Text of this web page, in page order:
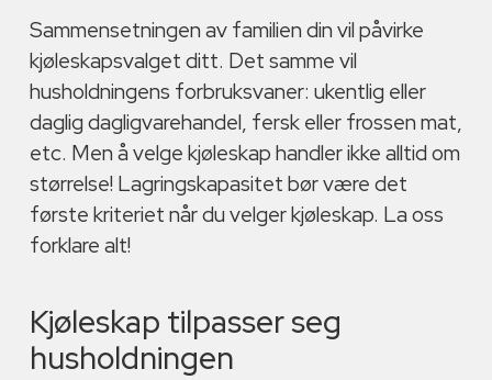
Sammensetningen av familien din vil påvirke
kjøleskapsvalget ditt. Det samme vil
husholdningens forbruksvaner: ukentlig eller
daglig dagligvarehandel, fersk eller frossen mat,
etc. Men å velge kjøleskap handler ikke alltid om
størrelse! Lagringskapasitet bør være det
første kriteriet når du velger kjøleskap. La oss
forklare alt!
Kjøleskap tilpasser seg
husholdningen